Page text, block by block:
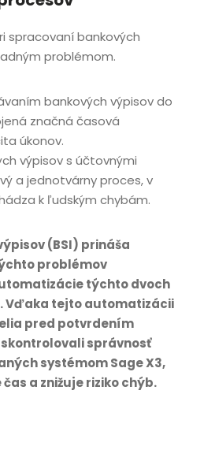
spracovaní bankových
problémom.
bankových výpisov do
značná časová
úkonov.
výpisov s účtovnými
a jednotvárny proces, v
k ľudským chybám.
(BSI) prináša
problémov
týchto dvoch
Vďaka tejto automatizácii
pred potvrdením
správnosť
systémom Sage X3,
a znižuje riziko chýb.